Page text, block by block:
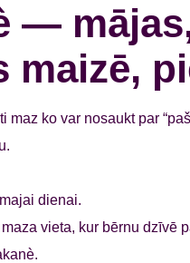
—
maizē,
maz ko var nosaukt par
dienai.
vieta, kur bērnu dzīvē